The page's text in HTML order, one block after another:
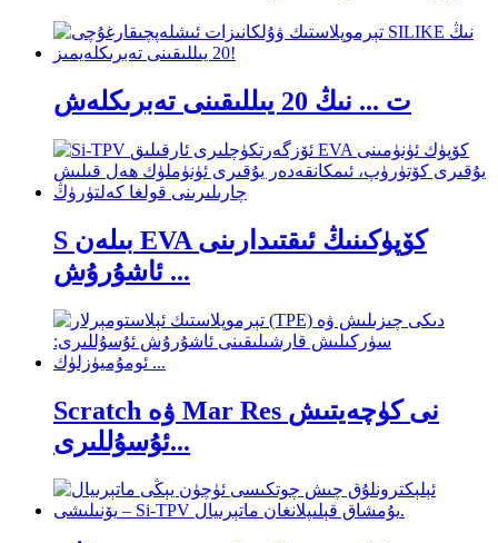
ت ... نىڭ 20 يىللىقىنى تەبرىكلەش
S بىلەن EVA كۆپۈكىنىڭ ئىقتىدارىنى
ئاشۇرۇش ...
Scratch ۋە Mar Res نى كۈچەيتىش
ئۇسۇللىرى...